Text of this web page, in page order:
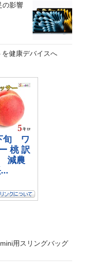
の影響
健康デバイスへ
用スリングバッグ